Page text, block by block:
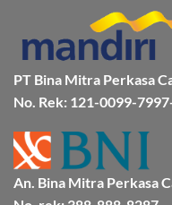
&
Aman
Bersama
Bmp
Cargo
PT Bina Mitra Perkasa
No. Rek: 121-0099-
An. Bina Mitra Perkasa